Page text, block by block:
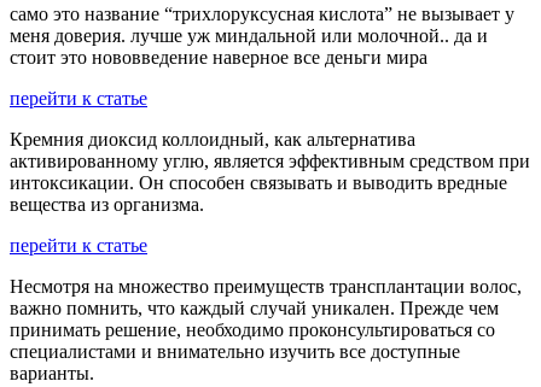
само это название “трихлоруксусная кислота” не вызывает у
меня доверия. лучше уж миндальной или молочной.. да и
стоит это нововведение наверное все деньги мира
перейти к статье
Кремния диоксид коллоидный, как альтернатива
активированному углю, является эффективным средством при
интоксикации. Он способен связывать и выводить вредные
вещества из организма.
перейти к статье
Несмотря на множество преимуществ трансплантации волос,
важно помнить, что каждый случай уникален. Прежде чем
принимать решение, необходимо проконсультироваться со
специалистами и внимательно изучить все доступные
варианты.